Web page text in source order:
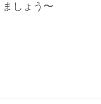
しょう〜